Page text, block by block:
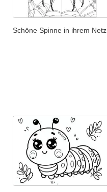
Schöne Spinne in ihrem Netz